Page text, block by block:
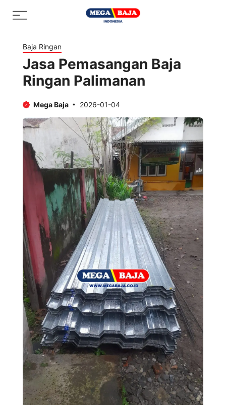
Menu
Baja Ringan
Jasa Pemasangan Baja
Ringan Palimanan
Mega Baja 2026-01-04